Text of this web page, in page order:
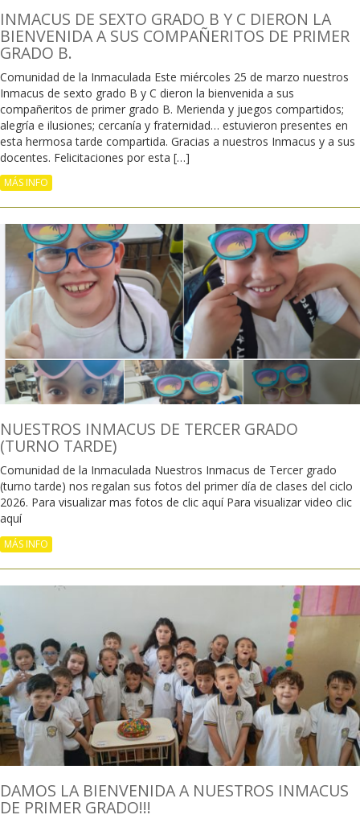
INMACUS DE SEXTO GRADO B Y C DIERON LA
BIENVENIDA A SUS COMPAÑERITOS DE PRIMER
GRADO B.
Comunidad de la Inmaculada Este miércoles 25 de marzo nuestros
Inmacus de sexto grado B y C dieron la bienvenida a sus
compañeritos de primer grado B. Merienda y juegos compartidos;
alegría e ilusiones; cercanía y fraternidad… estuvieron presentes en
esta hermosa tarde compartida. Gracias a nuestros Inmacus y a sus
docentes. Felicitaciones por esta […]
MÁS INFO
NUESTROS INMACUS DE TERCER GRADO
(TURNO TARDE)
Comunidad de la Inmaculada Nuestros Inmacus de Tercer grado
(turno tarde) nos regalan sus fotos del primer día de clases del ciclo
2026. Para visualizar mas fotos de clic aquí Para visualizar video clic
aquí
MÁS INFO
DAMOS LA BIENVENIDA A NUESTROS INMACUS
DE PRIMER GRADO!!!